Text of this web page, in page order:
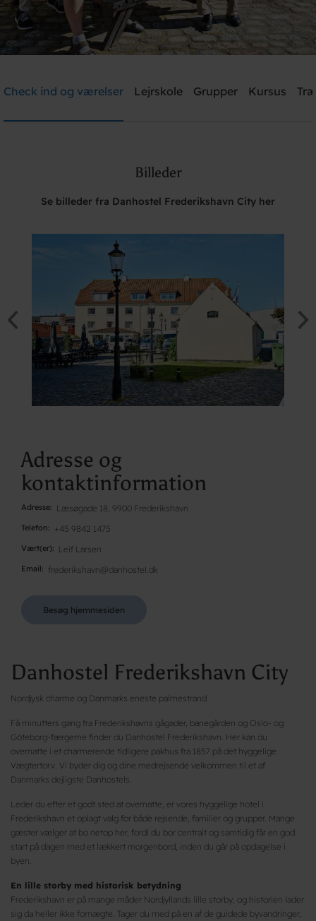
Brug for hjælp? Ring+45 9842 1475
Check ind og værelser Lejrskole Grupper Kursus
Billeder
Se billeder fra Danhostel Frederikshavn City her
Adresse og
kontaktinformation
Adresse Læsøgade 18, 9900 Frederikshavn
Telefon +45 9842 1475
Vært(er) Leif Larsen
Email frederikshavn@danhostel.dk
Besøg hjemmesiden
Danhostel Frederikshavn City
Nordjysk charme og Danmarks eneste palmestrand
Få minutters gang fra Frederikshavns gågader, banegården og Oslo- og
Göteborg-færgerne finder du Danhostel Frederikshavn. Her kan du
overnatte i et charmerende tidligere pakhus fra 1857 på det hyggelige
Vægtertorv. Vi byder dig og dine medrejsende velkommen til et af
Danmarks dejligste Danhostels.
Leder du efter et godt sted at overnatte, er vores hyggelige hotel i
Frederikshavn et oplagt valg for både rejsende, familier og grupper. Mange
gæster vælger at bo netop her, fordi du bor centralt og samtidig får en god
start på dagen med et lækkert morgenbord, inden du går på opdagelse i
byen.
En lille storby med historisk betydning
Frederikshavn er på mange måder Nordjyllands lille storby, og historien lader
sig da heller ikke fornægte. Tager du med på en af de guidede byvandringer,